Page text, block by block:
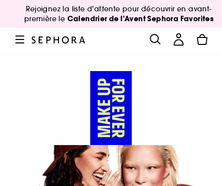
Rejoignez la liste d'attente pour découvrir en avant-
première le Calendrier de l'Avent Sephora Favorites